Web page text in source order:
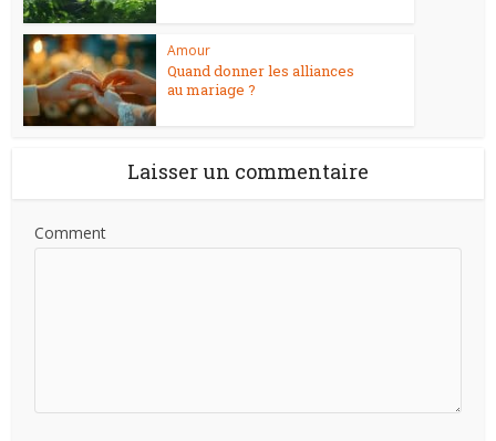
Amour
Quand donner les alliances
au mariage ?
Laisser un commentaire
Comment